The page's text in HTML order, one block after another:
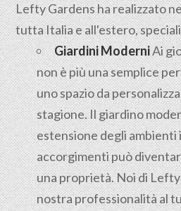
Lefty Gardens ha realizzato
tutta Italia e all'estero,
Giardini ModerniAi
non è più una semplice
uno spazio da
stagione. Il giardino
estensione degli
accorgimenti può
una proprietà. Noi di
nostra professionalità al